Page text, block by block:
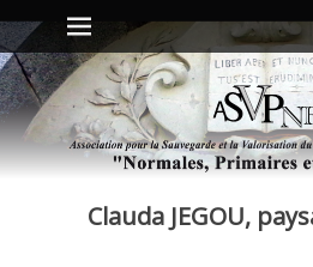
Menu principal
Aller
au
contenu
Clauda JEGOU,